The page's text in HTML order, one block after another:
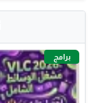
برامج